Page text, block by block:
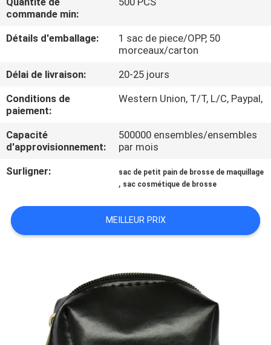
CONTRÔLE
DE
PLAN
DU
SITE
PRIVACY
commande min:
Détails d'emballage:
1 sac de piece/OPP, 50
morceaux/carton
Délai de livraison:
20-25 jours
Conditions de
paiement:
Western Union, T/T, L/C, Paypal,
Capacité
d'approvisionnement:
500000 ensembles/ensembles
par mois
Surligner:
sac de petit pain de brosse de maquillage
, sac cosmétique de brosse
MEILLEUR PRIX